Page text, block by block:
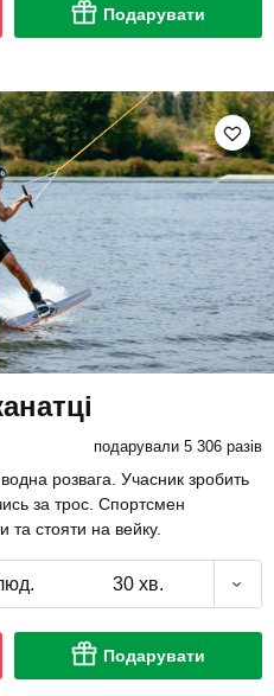
Подарувати
подарували 5 306 разів
розвага. Учасник зробить
за трос. Спортсмен
та стояти на вейку.
30 хв.
Подарувати